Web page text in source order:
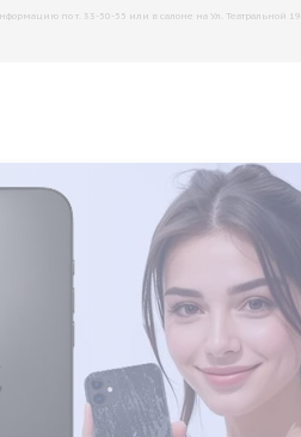
по т. 33-50-55 или в салоне на Ул. Театральной 19